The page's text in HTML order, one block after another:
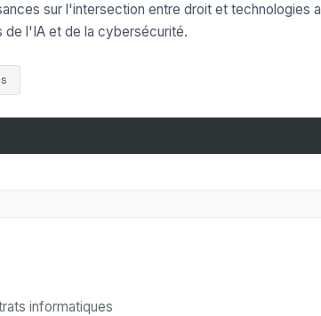
sur l'intersection entre droit et technologies
de l'IA et de la cybersécurité.
informatiques